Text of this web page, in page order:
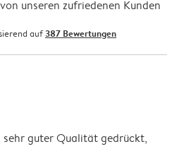
unseren zufriedenen Kunden
auf387 Bewertungen
sehr guter Qualität gedrückt,